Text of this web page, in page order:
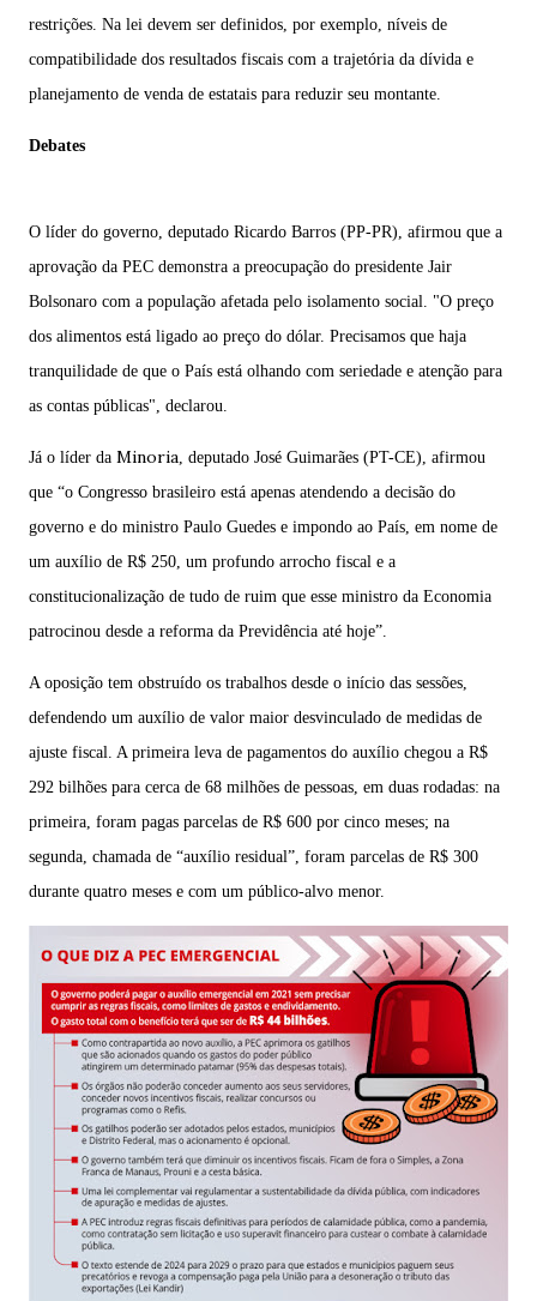
restrições. Na lei devem ser definidos, por exemplo, níveis de
compatibilidade dos resultados fiscais com a trajetória da dívida e
planejamento de venda de estatais para reduzir seu montante.
Debates
O líder do governo, deputado Ricardo Barros (PP-PR) , afirmou que a
aprovação da PEC demonstra a preocupação do presidente Jair
Bolsonaro com a população afetada pelo isolamento social. "O preço
dos alimentos está ligado ao preço do dólar. Precisamos que haja
tranquilidade de que o País está olhando com seriedade e atenção para
as contas públicas", declarou.
Já o líder da Minoria , deputado José Guimarães (PT-CE) , afirmou
que “o Congresso brasileiro está apenas atendendo a decisão do
governo e do ministro Paulo Guedes e impondo ao País, em nome de
um auxílio de R$ 250, um profundo arrocho fiscal e a
constitucionalização de tudo de ruim que esse ministro da Economia
patrocinou desde a reforma da Previdência até hoje”.
A oposição tem obstruído os trabalhos desde o início das sessões,
defendendo um auxílio de valor maior desvinculado de medidas de
ajuste fiscal. A primeira leva de pagamentos do auxílio chegou a R$
292 bilhões para cerca de 68 milhões de pessoas, em duas rodadas: na
primeira, foram pagas parcelas de R$ 600 por cinco meses; na
segunda, chamada de “auxílio residual”, foram parcelas de R$ 300
durante quatro meses e com um público-alvo menor.